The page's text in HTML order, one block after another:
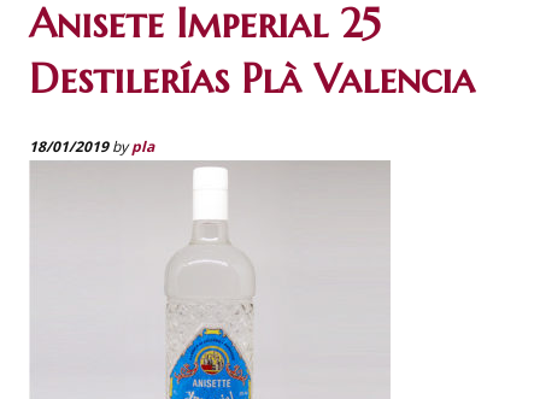
Anisete Imperial 25
Destilerías Plà Valencia
18/01/2019bypla